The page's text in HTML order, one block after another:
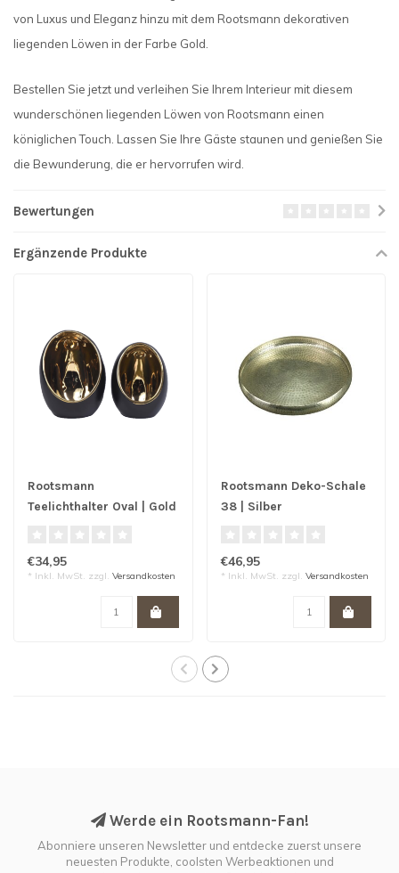
von Luxus und Eleganz hinzu mit dem Rootsmann dekorativen
liegenden Löwen in der Farbe Gold.
Bestellen Sie jetzt und verleihen Sie Ihrem Interieur mit diesem
wunderschönen liegenden Löwen von Rootsmann einen
königlichen Touch. Lassen Sie Ihre Gäste staunen und genießen Sie
die Bewunderung, die er hervorrufen wird.
Bewertungen
Ergänzende Produkte
Rootsmann
Teelichthalter Oval | Gold
€34,95
* Inkl. MwSt. zzgl. Versandkosten
Rootsmann Deko-Schale
38 | Silber
€46,95
* Inkl. MwSt. zzgl. Versandkosten
Werde ein Rootsmann-Fan!
Abonniere unseren Newsletter und entdecke zuerst unsere
neuesten Produkte, coolsten Werbeaktionen und